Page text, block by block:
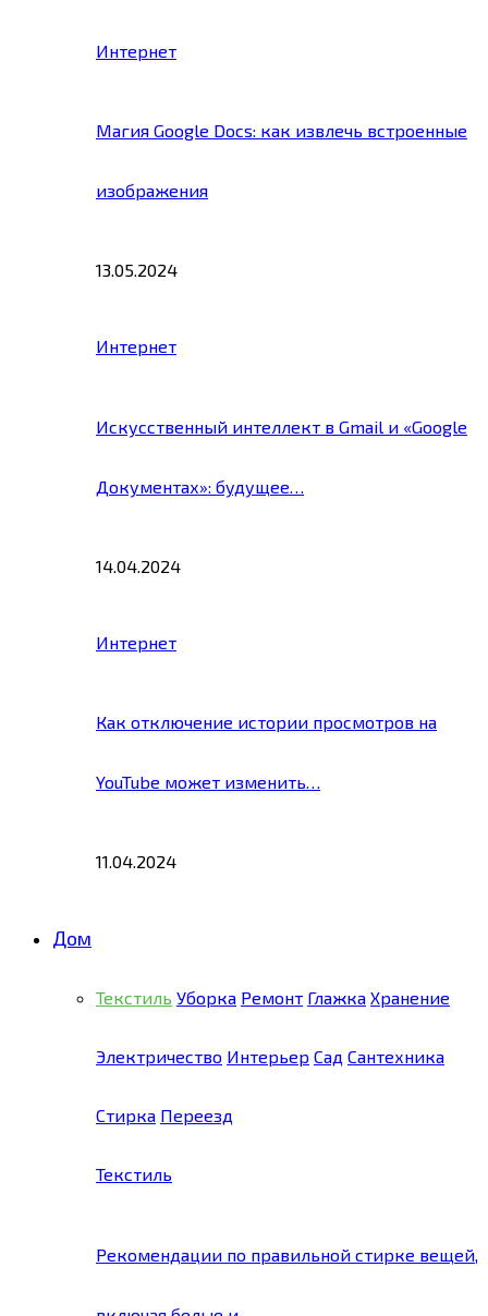
Интернет
Магия Google Docs: как извлечь встроенные
изображения
13.05.2024
Интернет
Искусственный интеллект в Gmail и «Google
Документах»: будущее…
14.04.2024
Интернет
Как отключение истории просмотров на
YouTube может изменить…
11.04.2024
Дом
Текстиль Уборка Ремонт Глажка Хранение
Электричество Интерьер Сад Сантехника
Стирка Переезд
Текстиль
Рекомендации по правильной стирке вещей,